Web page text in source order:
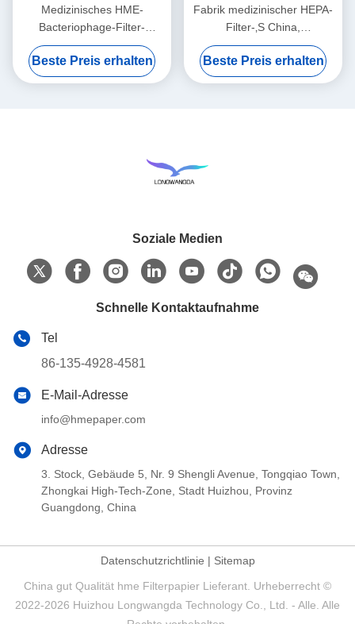
Medizinisches HME-
Bacteriophage-Filter-
Membran-Weiß
Beste Preis erhalten
Fabrik medizinischer HEPA-
Filter-‚S China,
Bacteriophagen BEF 99,99%
filtern
Beste Preis erhalten
Soziale Medien
Schnelle Kontaktaufnahme
Tel
86-135-4928-4581
E-Mail-Adresse
info@hmepaper.com
Adresse
3. Stock, Gebäude 5, Nr. 9 Shengli Avenue, Tongqiao Town,
Zhongkai High-Tech-Zone, Stadt Huizhou, Provinz
Guangdong, China
Datenschutzrichtlinie | Sitemap
China gut Qualität hme Filterpapier Lieferant. Urheberrecht ©
2022-2026 Huizhou Longwangda Technology Co., Ltd. - Alle. Alle